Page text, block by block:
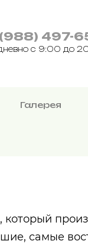
497-
с 9:00 до
Галерея
самые